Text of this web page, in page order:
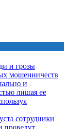
и грозы
мошенничеств
и
лишая ее
сотрудники
проведут